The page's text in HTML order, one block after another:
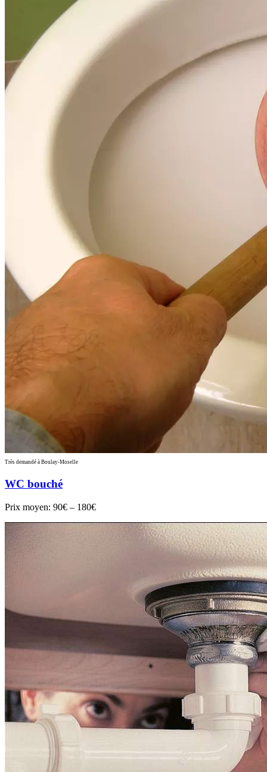
Très demandé à Boulay-Moselle
WC bouché
Prix moyen: 90€ – 180€